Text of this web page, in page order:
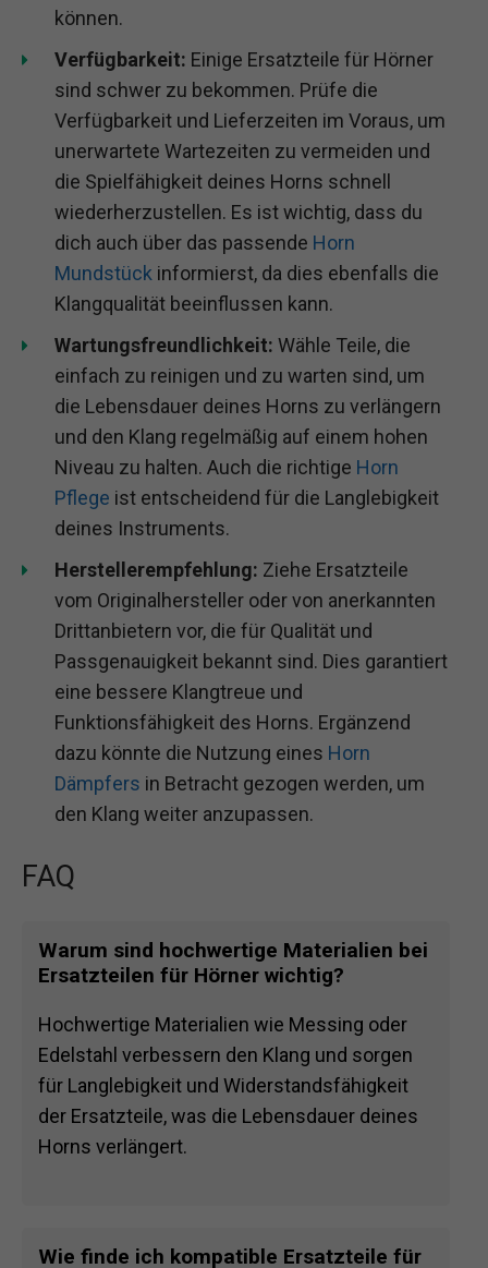
können.
Verfügbarkeit: Einige Ersatzteile für Hörner
sind schwer zu bekommen. Prüfe die
Verfügbarkeit und Lieferzeiten im Voraus, um
unerwartete Wartezeiten zu vermeiden und
die Spielfähigkeit deines Horns schnell
wiederherzustellen. Es ist wichtig, dass du
dich auch über das passende Horn
Mundstück informierst, da dies ebenfalls die
Klangqualität beeinflussen kann.
Wartungsfreundlichkeit: Wähle Teile, die
einfach zu reinigen und zu warten sind, um
die Lebensdauer deines Horns zu verlängern
und den Klang regelmäßig auf einem hohen
Niveau zu halten. Auch die richtige Horn
Pflege ist entscheidend für die Langlebigkeit
deines Instruments.
Herstellerempfehlung: Ziehe Ersatzteile
vom Originalhersteller oder von anerkannten
Drittanbietern vor, die für Qualität und
Passgenauigkeit bekannt sind. Dies garantiert
eine bessere Klangtreue und
Funktionsfähigkeit des Horns. Ergänzend
dazu könnte die Nutzung eines Horn
Dämpfers in Betracht gezogen werden, um
den Klang weiter anzupassen.
FAQ
Warum sind hochwertige Materialien bei
Ersatzteilen für Hörner wichtig?
Hochwertige Materialien wie Messing oder
Edelstahl verbessern den Klang und sorgen
für Langlebigkeit und Widerstandsfähigkeit
der Ersatzteile, was die Lebensdauer deines
Horns verlängert.
Wie finde ich kompatible Ersatzteile für